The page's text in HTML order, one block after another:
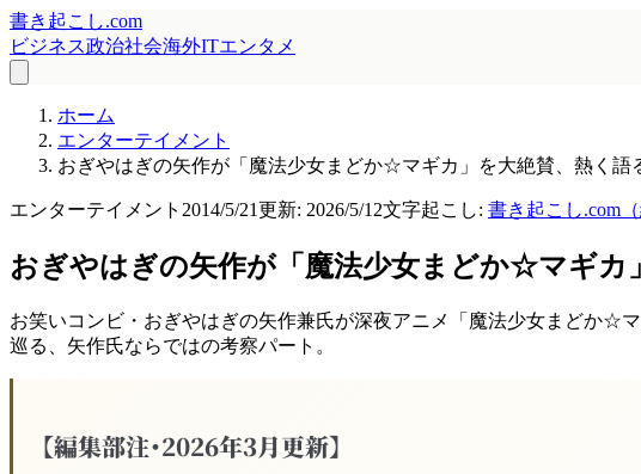
書き起こし.com
ビジネス政治社会海外ITエンタメ
ホーム
エンターテイメント
おぎやはぎの矢作が「魔法少女まどか☆マギカ」を大絶賛、熱く語
エンターテイメント 2014/5/21更新: 2026/5/12文字起こし: 書き起こし.com（
おぎやはぎの矢作が「魔法少女まどか☆マギカ
お笑いコンビ・おぎやはぎの矢作兼氏が深夜アニメ「魔法少女まどか☆
巡る、矢作氏ならではの考察パート。
【編集部注・2026年3月更新】